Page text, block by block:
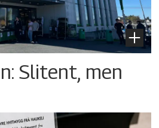
Slitent, men